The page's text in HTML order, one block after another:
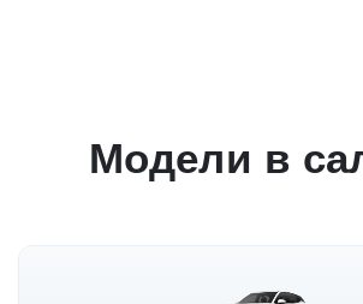
Модели в